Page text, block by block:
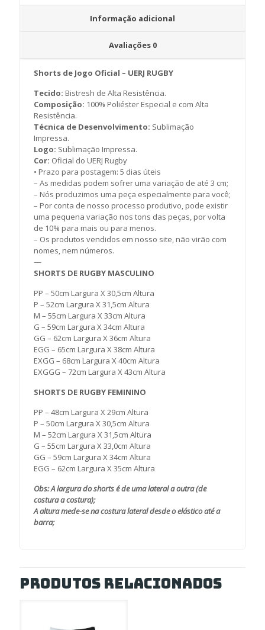
Informação adicional
Avaliações 0
Shorts de Jogo Oficial – UERJ RUGBY
Tecido: Bistresh de Alta Resistência.
Composição: 100% Poliéster Especial e com Alta
Resistência.
Técnica de Desenvolvimento: Sublimação
Impressa.
Logo: Sublimação Impressa.
Cor: Oficial do UERJ Rugby
• Prazo para postagem:5 dias úteis
– As medidas podem sofrer uma variação de até 3 cm;
– Nós produzimos uma peça especialmente para você;
– Por conta de nosso processo produtivo, pode existir
uma pequena variação nos tons das peças, por volta
de 10% para mais ou para menos.
– Os produtos vendidos em nosso site, não virão com
nomes, nem números.
—
SHORTS DE RUGBY MASCULINO
PP – 50cm Largura X 30,5cm Altura
P – 52cm Largura X 31,5cm Altura
M – 55cm Largura X 33cm Altura
G – 59cm Largura X 34cm Altura
GG – 62cm Largura X 36cm Altura
EGG – 65cm Largura X 38cm Altura
EXGG – 68cm Largura X 40cm Altura
EXGGG – 72cm Largura X 43cm Altura
SHORTS DE RUGBY FEMININO
PP – 48cm Largura X 29cm Altura
P – 50cm Largura X 30,5cm Altura
M – 52cm Largura X 31,5cm Altura
G – 55cm Largura X 33,0cm Altura
GG – 59cm Largura X 34cm Altura
EGG – 62cm Largura X 35cm Altura
Obs: A largura do shorts é de uma lateral a outra (de
costura a costura);
A altura mede-se na costura lateral desde o elástico até a
barra;
Produtos relacionados